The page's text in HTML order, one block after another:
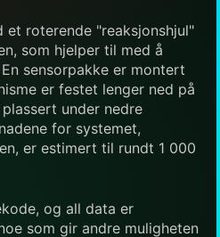
et roterende "reaksjonshjul"
som hjelper til med å
sensorpakke er montert
er festet lenger ned på
under nedre
for systemet,
er estimert til rundt 1 000
og all data er
som gir andre muligheten